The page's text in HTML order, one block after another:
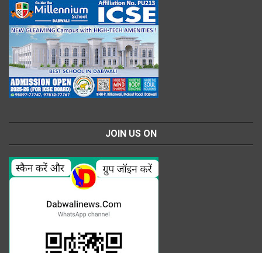
JOIN US ON